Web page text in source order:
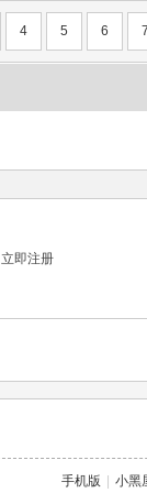
4 5 6 7
立即注册
手机版 小黑